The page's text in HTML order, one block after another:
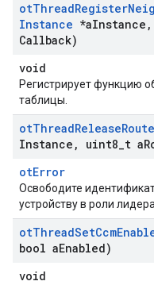
otThreadRegister
Instance *aInstance ,
Callback)
void
Регистрирует функцию
таблицы.
otThreadRelease
Instance , uint8 t a
otError
Освободите
устройству в роли лидера.
otThreadSetCcm
bool aEnabled)
void